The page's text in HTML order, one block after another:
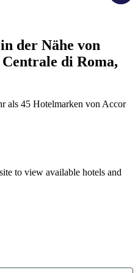
der Nähe von
di Roma,
als 45 Hotelmarken von Accor
to view available hotels and